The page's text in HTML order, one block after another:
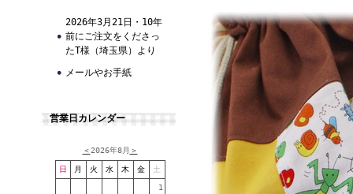
2026年3月21日・10年
前にご注文をくださっ
たT様（埼玉県）より
メールやお手紙
営業日カレンダー
＜2026年8月 ＞
日 月 火 水 木 金 土
1